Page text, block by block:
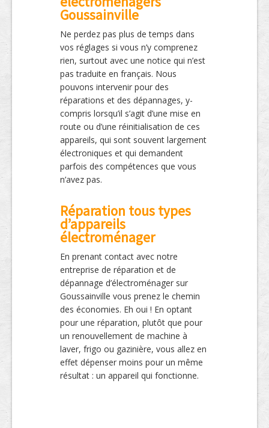
Goussainville
Ne perdez pas plus de temps dans
vos réglages si vous n’y comprenez
rien, surtout avec une notice qui n’est
pas traduite en français. Nous
pouvons intervenir pour des
réparations et des dépannages, y-
compris lorsqu’il s’agit d’une mise en
route ou d’une réinitialisation de ces
appareils, qui sont souvent largement
électroniques et qui demandent
parfois des compétences que vous
n’avez pas.
Réparation tous types
d’appareils
électroménager
En prenant contact avec notre
entreprise de réparation et de
dépannage d’électroménager sur
Goussainville vous prenez le chemin
des économies. Eh oui ! En optant
pour une réparation, plutôt que pour
un renouvellement de machine à
laver, frigo ou gazinière, vous allez en
effet dépenser moins pour un même
résultat : un appareil qui fonctionne.